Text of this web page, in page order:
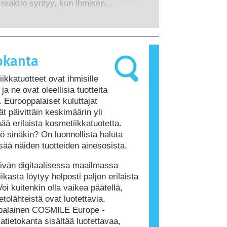
riskit, myös mahdollisesti
häiritsevät ominaisuudet.
syntyy, kun ihmisen
reagoi aineisiin, jotka ovat
ainetta kutsutaan
Kosmetiikka- ja henkilökohtaisen
tuotteet saattavat sisältää ainesosia,
olla joillekin ihmisille allergisoivia.
tarkoita, ettei muiden olisi
käyttää tuotetta.
ovat ihmisille
ne ovat oleellisia tuotteita
Eurooppalaiset kuluttajat
päivittäin keskimäärin yli
erilaista kosmetiikkatuotetta.
sinäkin? On luonnollista haluta
näiden tuotteiden ainesosista.
digitaalisessa maailmassa
löytyy helposti paljon erilaista
kuitenkin olla vaikea päätellä,
ovat luotettavia.
COSMILE Europe -
sisältää luotettavaa,